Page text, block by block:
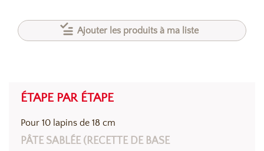
Ajouter les produits à ma liste
ÉTAPE PAR ÉTAPE
Pour 10 lapins de 18 cm
PÂTE SABLÉE (RECETTE DE BASE